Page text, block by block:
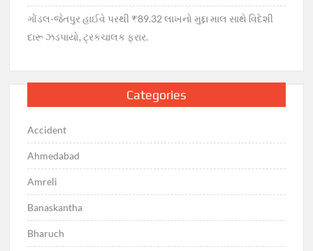
ગોંડલ-જેતપુર હાઈવે પરથી ₹89.32 લાખનો મુદ્દા માલ સાથે વિદેશી
દારૂ ઝડપાયો, ટ્રકચાલક ફરાર.
Categories
Accident
Ahmedabad
Amreli
Banaskantha
Bharuch